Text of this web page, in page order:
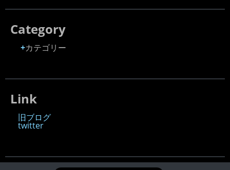
Category
カテゴリー
Link
旧ブログ
twitter